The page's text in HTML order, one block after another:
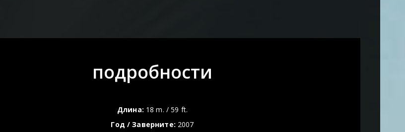
подробности
Длина: 18 m. / 59 ft.
Год / Заверните: 2007